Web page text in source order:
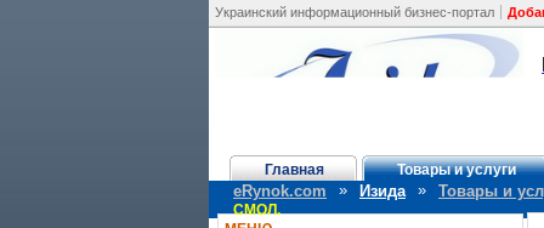
Украинский информационный бизнес-портал
Главная Товары и услуги
eRynok.com » Изида » Товары и
СМОЛ.